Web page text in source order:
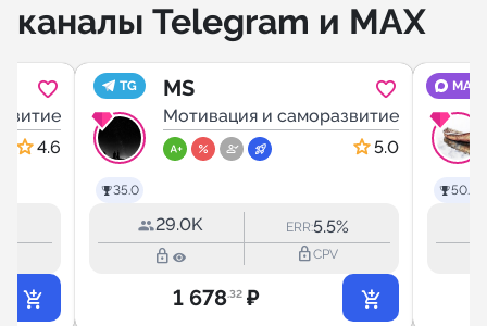
каналы Telegram и MAX
4.6
TG
35.0
MS
Мотивация и саморазвитие
5.0
29.0K ERR:5.5%
lock_outline lock_outlineCPV
1 678.32 ₽
MAX
50.3